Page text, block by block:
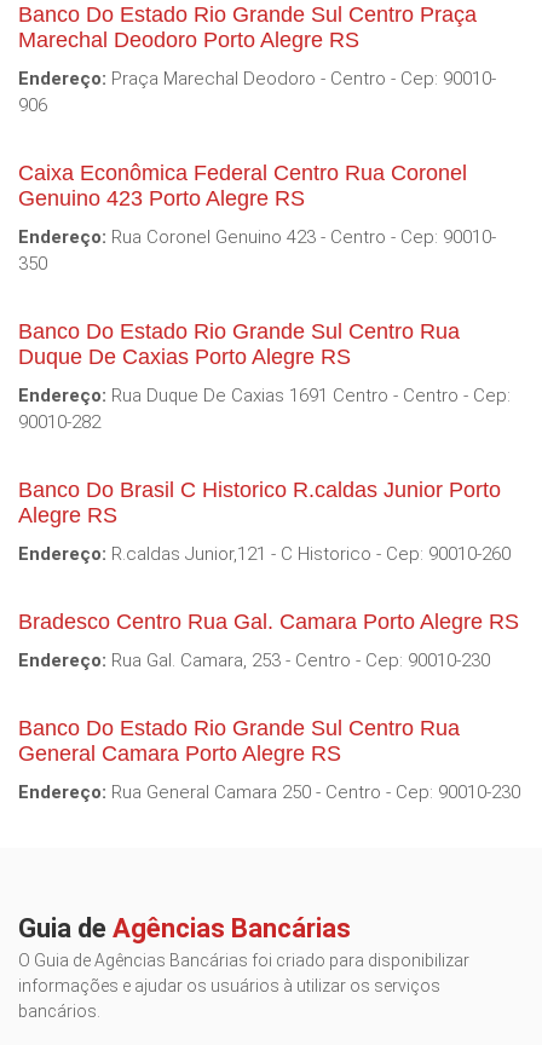
Banco Do Estado Rio Grande Sul Centro Praça
Marechal Deodoro Porto Alegre RS
Endereço: Praça Marechal Deodoro - Centro - Cep: 90010-
906
Caixa Econômica Federal Centro Rua Coronel
Genuino 423 Porto Alegre RS
Endereço: Rua Coronel Genuino 423 - Centro - Cep: 90010-
350
Banco Do Estado Rio Grande Sul Centro Rua
Duque De Caxias Porto Alegre RS
Endereço: Rua Duque De Caxias 1691 Centro - Centro - Cep:
90010-282
Banco Do Brasil C Historico R.caldas Junior Porto
Alegre RS
Endereço: R.caldas Junior,121 - C Historico - Cep: 90010-260
Bradesco Centro Rua Gal. Camara Porto Alegre RS
Endereço: Rua Gal. Camara, 253 - Centro - Cep: 90010-230
Banco Do Estado Rio Grande Sul Centro Rua
General Camara Porto Alegre RS
Endereço: Rua General Camara 250 - Centro - Cep: 90010-230
Guia de Agências Bancárias
O Guia de Agências Bancárias foi criado para disponibilizar
informações e ajudar os usuários à utilizar os serviços
bancários.